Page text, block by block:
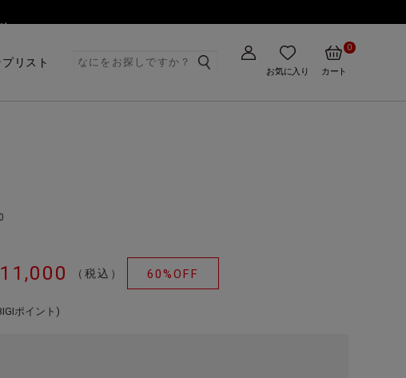
リスト
お気に入り カート
0
（税込） 60%OFF
ポイント)